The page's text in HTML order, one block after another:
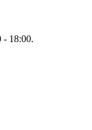
- 18:00.